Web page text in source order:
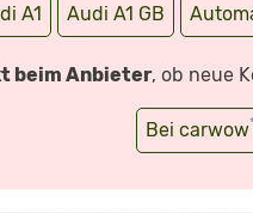
A1 Audi A1 GB
beim Anbieter, ob neue
Bei carwow